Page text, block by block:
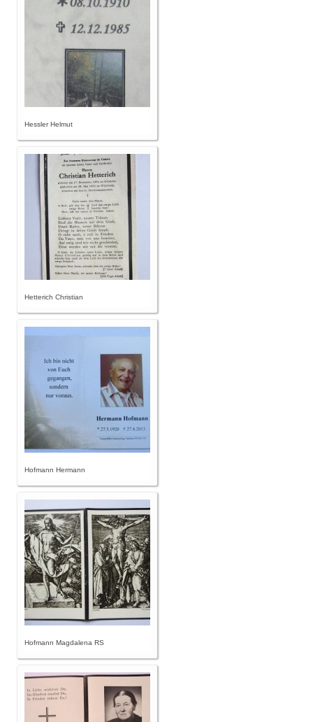
Hessler Helmut
Hetterich Christian
Hofmann Hermann
Hofmann Magdalena RS